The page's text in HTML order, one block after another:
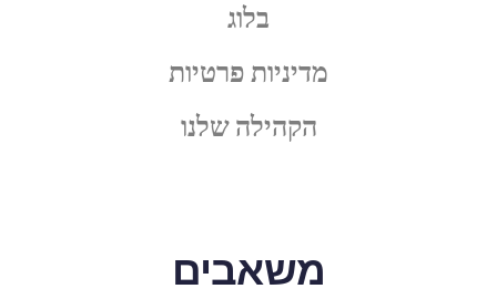
בלוג
מדיניות פרטיות
הקהילה שלנו
משאבים